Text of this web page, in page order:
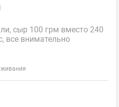
сыр 100 грм вместо 240
все внимательно